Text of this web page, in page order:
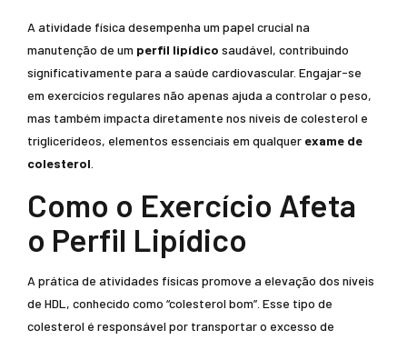
A atividade física desempenha um papel crucial na
manutenção de um perfil lipídico saudável, contribuindo
significativamente para a saúde cardiovascular. Engajar-se
em exercícios regulares não apenas ajuda a controlar o peso,
mas também impacta diretamente nos níveis de colesterol e
triglicerídeos, elementos essenciais em qualquer exame de
colesterol
Como o Exercício Afeta
o Perfil Lipídico
A prática de atividades físicas promove a elevação dos níveis
de HDL, conhecido como “colesterol bom”. Esse tipo de
colesterol é responsável por transportar o excesso de